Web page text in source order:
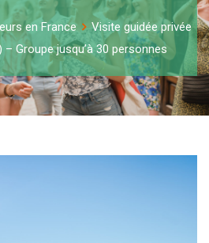
en France
Visite guidée privée
Groupe jusqu’à 30 personnes